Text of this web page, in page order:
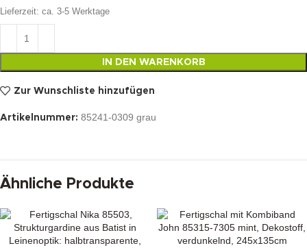
Lieferzeit: ca. 3-5 Werktage
IN DEN WARENKORB
Zur Wunschliste hinzufügen
Artikelnummer: 85241-0309 grau
Ähnliche Produkte